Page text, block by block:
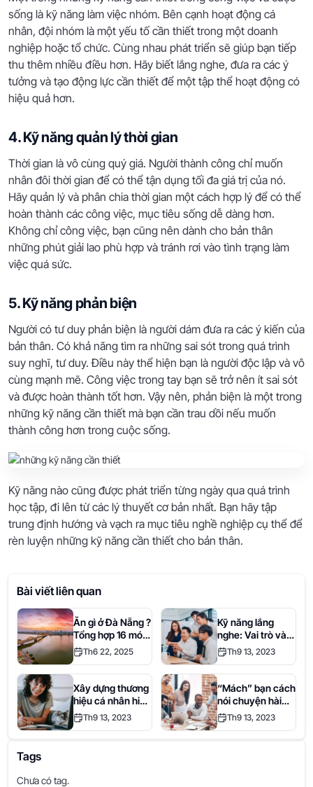
sống là kỹ năng làm việc nhóm. Bên cạnh hoạt động cá
nhân, đội nhóm là một yếu tố cần thiết trong một doanh
nghiệp hoặc tổ chức. Cùng nhau phát triển sẽ giúp bạn tiếp
thu thêm nhiều điều hơn. Hãy biết lắng nghe, đưa ra các ý
tưởng và tạo động lực cần thiết để một tập thể hoạt động có
hiệu quả hơn.
4. Kỹ năng quản lý thời gian
Thời gian là vô cùng quý giá. Người thành công chỉ muốn
nhân đôi thời gian để có thể tận dụng tối đa giá trị của nó.
Hãy quản lý và phân chia thời gian một cách hợp lý để có thể
hoàn thành các công việc, mục tiêu sống dễ dàng hơn.
Không chỉ công việc, bạn cũng nên dành cho bản thân
những phút giải lao phù hợp và tránh rơi vào tình trạng làm
việc quá sức.
5. Kỹ năng phản biện
Người có tư duy phản biện là người dám đưa ra các ý kiến của
bản thân. Có khả năng tìm ra những sai sót trong quá trình
suy nghĩ, tư duy. Điều này thể hiện bạn là người độc lập và vô
cùng mạnh mẽ. Công việc trong tay bạn sẽ trở nên ít sai sót
và được hoàn thành tốt hơn. Vậy nên, phản biện là một trong
những kỹ năng cần thiết mà bạn cần trau dồi nếu muốn
thành công hơn trong cuộc sống.
Kỹ năng nào cũng được phát triển từng ngày qua quá trình
học tập, đi lên từ các lý thuyết cơ bản nhất. Bạn hãy tập
trung định hướng và vạch ra mục tiêu nghề nghiệp cụ thể để
rèn luyện những kỹ năng cần thiết cho bản thân.
Bài viết liên quan
Ăn gì ở Đà Nẵng ?
Tổng hợp 16 món
ngon lừng danh
nhất định bạn
phải thử một lần
trong đời.
Th6 22, 2025
Kỹ năng lắng
nghe: Vai trò và
phương pháp rèn
luyện hiệu quả
Th9 13, 2023
Xây dựng thương
hiệu cá nhân hiệu
quả cùng Where
S
Th9 13, 2023
“Mách” bạn cách
nói chuyện hài
hước và hóm hỉnh
gây ấn tượng khi
giao tiếp
Th9 13, 2023
Tags
Chưa có tag.